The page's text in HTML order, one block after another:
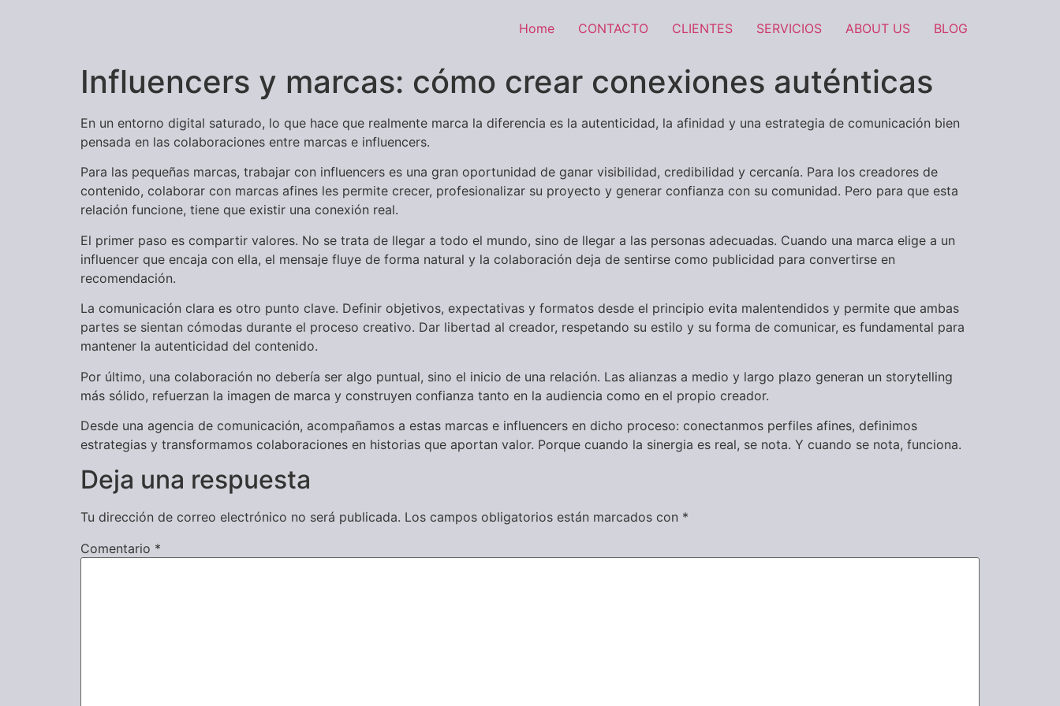
Home CONTACTO CLIENTES SERVICIOS ABOUT US BLOG
Influencers y marcas: cómo crear conexiones auténticas
En un entorno digital saturado, lo que hace que realmente marca la diferencia es la autenticidad, la afinidad y una estrategia de comunicación bien
pensada en las colaboraciones entre marcas e influencers.
Para las pequeñas marcas, trabajar con influencers es una gran oportunidad de ganar visibilidad, credibilidad y cercanía. Para los creadores de
contenido, colaborar con marcas afines les permite crecer, profesionalizar su proyecto y generar confianza con su comunidad. Pero para que esta
relación funcione, tiene que existir una conexión real.
El primer paso es compartir valores. No se trata de llegar a todo el mundo, sino de llegar a las personas adecuadas. Cuando una marca elige a un
influencer que encaja con ella, el mensaje fluye de forma natural y la colaboración deja de sentirse como publicidad para convertirse en
recomendación.
La comunicación clara es otro punto clave. Definir objetivos, expectativas y formatos desde el principio evita malentendidos y permite que ambas
partes se sientan cómodas durante el proceso creativo. Dar libertad al creador, respetando su estilo y su forma de comunicar, es fundamental para
mantener la autenticidad del contenido.
Por último, una colaboración no debería ser algo puntual, sino el inicio de una relación. Las alianzas a medio y largo plazo generan un storytelling
más sólido, refuerzan la imagen de marca y construyen confianza tanto en la audiencia como en el propio creador.
Desde una agencia de comunicación, acompañamos a estas marcas e influencers en dicho proceso: conectanmos perfiles afines, definimos
estrategias y transformamos colaboraciones en historias que aportan valor. Porque cuando la sinergia es real, se nota. Y cuando se nota, funciona.
Deja una respuesta
Tu dirección de correo electrónico no será publicada. Los campos obligatorios están marcados con *
Comentario *